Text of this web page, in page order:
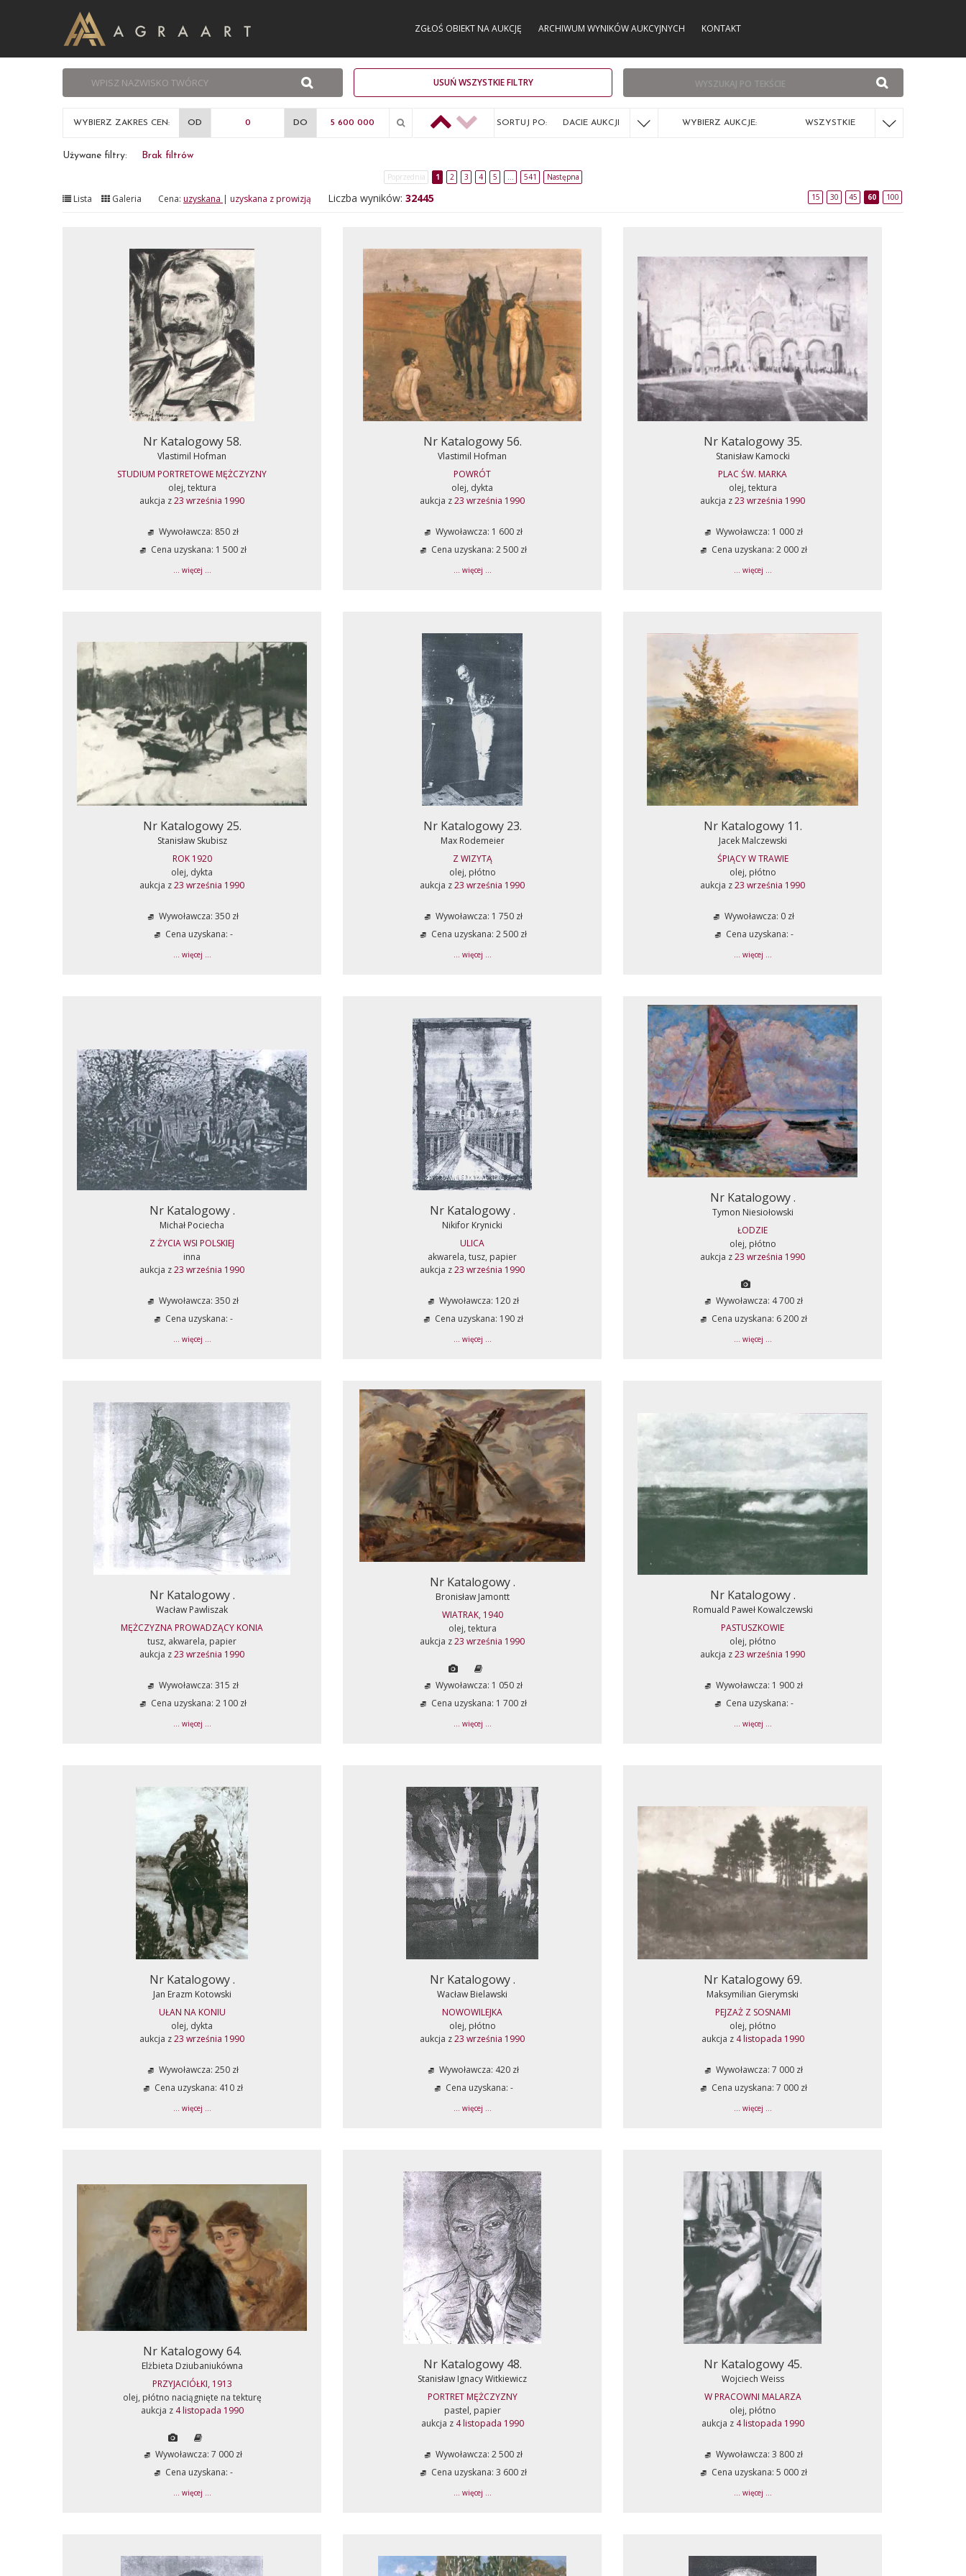
ZGŁOŚ OBIEKT NA AUKCJĘ ARCHIWUM WYNIKÓW AUKCYJNYCH KONTAKT
USUŃ WSZYSTKIE FILTRY
WYBIERZ ZAKRES CEN: OD DO SORTUJ PO: DACIE AUKCJI WYBIERZ AUKCJE: WSZYSTKIE
Używane filtry: Brak filtrów
Poprzednia 1 2 3 4 5 … 541 Następna
Lista Galeria Cena: uzyskana | uzyskana z prowizją Liczba wyników: 32445 15 30 45 60 100
Nr Katalogowy 58.
Vlastimil Hofman
STUDIUM PORTRETOWE MĘŻCZYZNY
olej, tektura
aukcja z23 września 1990
Wywoławcza: 850 zł
Cena uzyskana: 1 500 zł
... więcej ...
Nr Katalogowy 56.
Vlastimil Hofman
POWRÓT
olej, dykta
aukcja z23 września 1990
Wywoławcza: 1 600 zł
Cena uzyskana: 2 500 zł
... więcej ...
Nr Katalogowy 35.
Stanisław Kamocki
PLAC ŚW. MARKA
olej, tektura
aukcja z23 września 1990
Wywoławcza: 1 000 zł
Cena uzyskana: 2 000 zł
... więcej ...
Nr Katalogowy 25.
Stanisław Skubisz
ROK 1920
olej, dykta
aukcja z23 września 1990
Wywoławcza: 350 zł
Cena uzyskana: -
... więcej ...
Nr Katalogowy 23.
Max Rodemeier
Z WIZYTĄ
olej, płótno
aukcja z23 września 1990
Wywoławcza: 1 750 zł
Cena uzyskana: 2 500 zł
... więcej ...
Nr Katalogowy 11.
Jacek Malczewski
ŚPIĄCY W TRAWIE
olej, płótno
aukcja z23 września 1990
Wywoławcza: 0 zł
Cena uzyskana: -
... więcej ...
Nr Katalogowy .
Michał Pociecha
Z ŻYCIA WSI POLSKIEJ
inna
aukcja z23 września 1990
Wywoławcza: 350 zł
Cena uzyskana: -
... więcej ...
Nr Katalogowy .
Nikifor Krynicki
ULICA
akwarela, tusz, papier
aukcja z23 września 1990
Wywoławcza: 120 zł
Cena uzyskana: 190 zł
... więcej ...
Nr Katalogowy .
Tymon Niesiołowski
ŁODZIE
olej, płótno
aukcja z23 września 1990
Wywoławcza: 4 700 zł
Cena uzyskana: 6 200 zł
... więcej ...
Nr Katalogowy .
Wacław Pawliszak
MĘŻCZYZNA PROWADZĄCY KONIA
tusz, akwarela, papier
aukcja z23 września 1990
Wywoławcza: 315 zł
Cena uzyskana: 2 100 zł
... więcej ...
Nr Katalogowy .
Bronisław Jamontt
WIATRAK, 1940
olej, tektura
aukcja z23 września 1990
Wywoławcza: 1 050 zł
Cena uzyskana: 1 700 zł
... więcej ...
Nr Katalogowy .
Romuald Paweł Kowalczewski
PASTUSZKOWIE
olej, płótno
aukcja z23 września 1990
Wywoławcza: 1 900 zł
Cena uzyskana: -
... więcej ...
Nr Katalogowy .
Jan Erazm Kotowski
UŁAN NA KONIU
olej, dykta
aukcja z23 września 1990
Wywoławcza: 250 zł
Cena uzyskana: 410 zł
... więcej ...
Nr Katalogowy .
Wacław Bielawski
NOWOWILEJKA
olej, płótno
aukcja z23 września 1990
Wywoławcza: 420 zł
Cena uzyskana: -
... więcej ...
Nr Katalogowy 69.
Maksymilian Gierymski
PEJZAŻ Z SOSNAMI
olej, płótno
aukcja z 4 listopada 1990
Wywoławcza: 7 000 zł
Cena uzyskana: 7 000 zł
... więcej ...
Nr Katalogowy 64.
Elżbieta Dziubaniukówna
PRZYJACIÓŁKI, 1913
olej, płótno naciągnięte na tekturę
aukcja z 4 listopada 1990
Wywoławcza: 7 000 zł
Cena uzyskana: -
... więcej ...
Nr Katalogowy 48.
Stanisław Ignacy Witkiewicz
PORTRET MĘŻCZYZNY
pastel, papier
aukcja z 4 listopada 1990
Wywoławcza: 2 500 zł
Cena uzyskana: 3 600 zł
... więcej ...
Nr Katalogowy 45.
Wojciech Weiss
W PRACOWNI MALARZA
olej, płótno
aukcja z 4 listopada 1990
Wywoławcza: 3 800 zł
Cena uzyskana: 5 000 zł
... więcej ...